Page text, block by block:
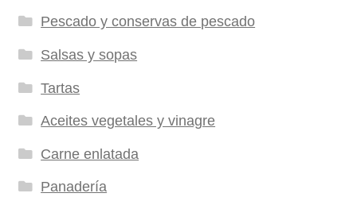
Pescado y conservas de pescado
Salsas y sopas
Tartas
Aceites vegetales y vinagre
Carne enlatada
Panadería